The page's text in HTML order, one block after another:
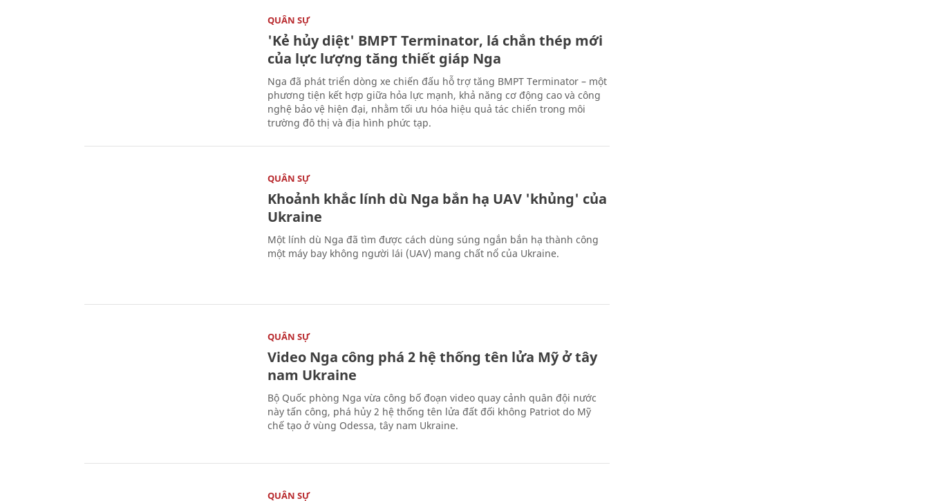
QUÂN SỰ
'Kẻ hủy diệt' BMPT Terminator, lá chắn thép mới
của lực lượng tăng thiết giáp Nga
Nga đã phát triển dòng xe chiến đấu hỗ trợ tăng BMPT Terminator – một
phương tiện kết hợp giữa hỏa lực mạnh, khả năng cơ động cao và công
nghệ bảo vệ hiện đại, nhằm tối ưu hóa hiệu quả tác chiến trong môi
trường đô thị và địa hình phức tạp.
QUÂN SỰ
Khoảnh khắc lính dù Nga bắn hạ UAV 'khủng' của
Ukraine
Một lính dù Nga đã tìm được cách dùng súng ngắn bắn hạ thành công
một máy bay không người lái (UAV) mang chất nổ của Ukraine.
QUÂN SỰ
Video Nga công phá 2 hệ thống tên lửa Mỹ ở tây
nam Ukraine
Bộ Quốc phòng Nga vừa công bố đoạn video quay cảnh quân đội nước
này tấn công, phá hủy 2 hệ thống tên lửa đất đối không Patriot do Mỹ
chế tạo ở vùng Odessa, tây nam Ukraine.
QUÂN SỰ